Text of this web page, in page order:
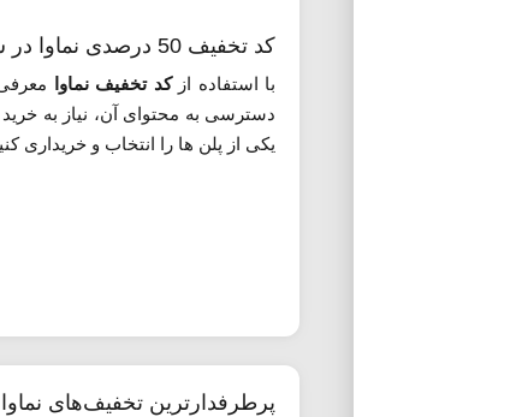
کد تخفیف 50 درصدی نماوا در سال 1400
با استفاده ازکد تخفیف نماوا معرفی
دسترسی به محتوای آن، نیاز به خرید
یکی از پلن ها را انتخاب و خریداری
پرطرفدارترین تخفیف‌های نماوا